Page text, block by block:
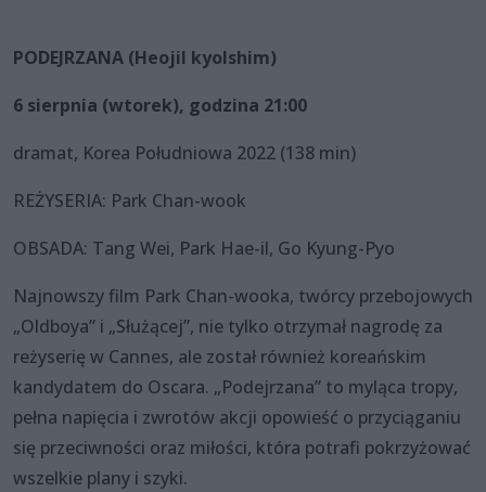
PODEJRZANA (Heojil kyolshim)
6 sierpnia (wtorek), godzina 21:00
dramat, Korea Południowa 2022 (138 min)
REŻYSERIA: Park Chan-wook
OBSADA: Tang Wei, Park Hae-il, Go Kyung-Pyo
Najnowszy film Park Chan-wooka, twórcy przebojowych
„Oldboya” i „Służącej”, nie tylko otrzymał nagrodę za
reżyserię w Cannes, ale został również koreańskim
kandydatem do Oscara. „Podejrzana” to myląca tropy,
pełna napięcia i zwrotów akcji opowieść o przyciąganiu
się przeciwności oraz miłości, która potrafi pokrzyżować
wszelkie plany i szyki.